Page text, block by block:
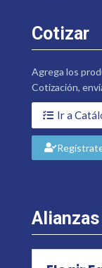
Cotizar
Agrega los
Cotización,
Ir a